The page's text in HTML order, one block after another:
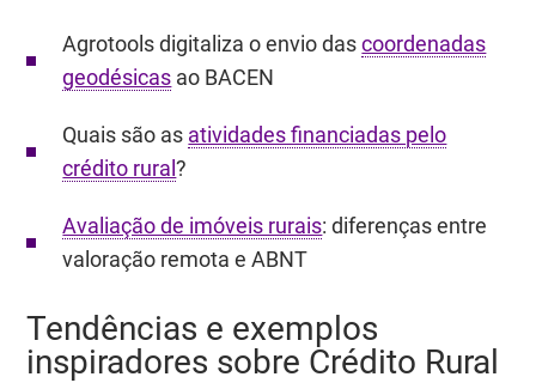
Agrotools digitaliza o envio dascoordenadas
geodésicas ao BACEN
Quais são as atividades financiadas pelo
crédito rural?
Avaliação de imóveis rurais: diferenças entre
valoração remota e ABNT
Tendências e exemplos
inspiradores sobre Crédito Rural